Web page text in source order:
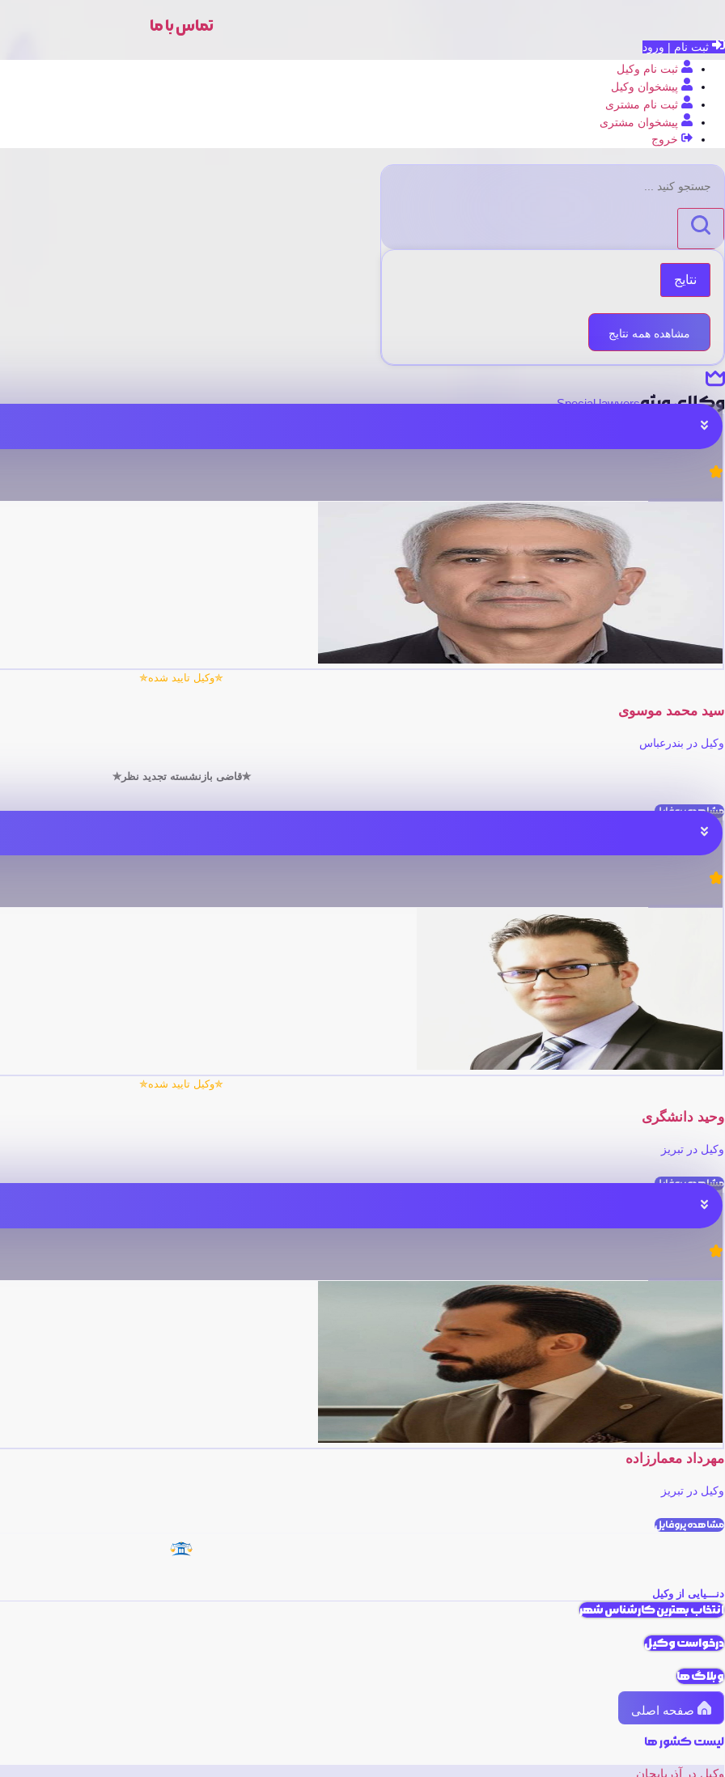
تماس با ما
ثبت نام | ورود
ثبت نام وکیل
پیشخوان وکیل
ثبت نام مشتری
پیشخوان مشتری
خروج
جستجو
نتایج
مشاهده همه نتایج
وکلای ویژهSpecial lawyers
✯وکیل تایید شده✯
سید محمد موسوی
وکیل در بندرعباس
✯قاضی بازنشسته تجدید نظر✯
مشاهده پروفایل
✯وکیل تایید شده✯
وحید دانشگری
وکیل در تبریز
مشاهده پروفایل
مهرداد معمارزاده
وکیل در تبریز
مشاهده پروفایل
دنـــیایی از وکیل
انتخاب بهترین کارشناس شهر
درخواست وکیل
وبلاگ ها
صفحه اصلی
لیست کشور ها
وکیل در آذربایجان